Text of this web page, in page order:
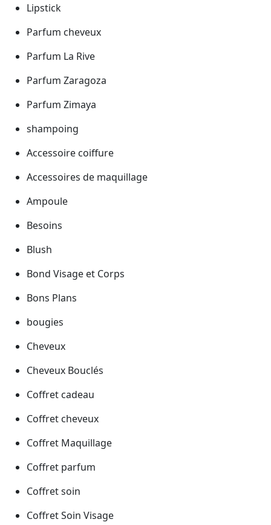
Lipstick
Parfum cheveux
Parfum La Rive
Parfum Zaragoza
Parfum Zimaya
shampoing
Accessoire coiffure
Accessoires de maquillage
Ampoule
Besoins
Blush
Bond Visage et Corps
Bons Plans
bougies
Cheveux
Cheveux Bouclés
Coffret cadeau
Coffret cheveux
Coffret Maquillage
Coffret parfum
Coffret soin
Coffret Soin Visage